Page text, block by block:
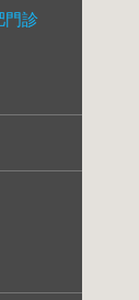
門診